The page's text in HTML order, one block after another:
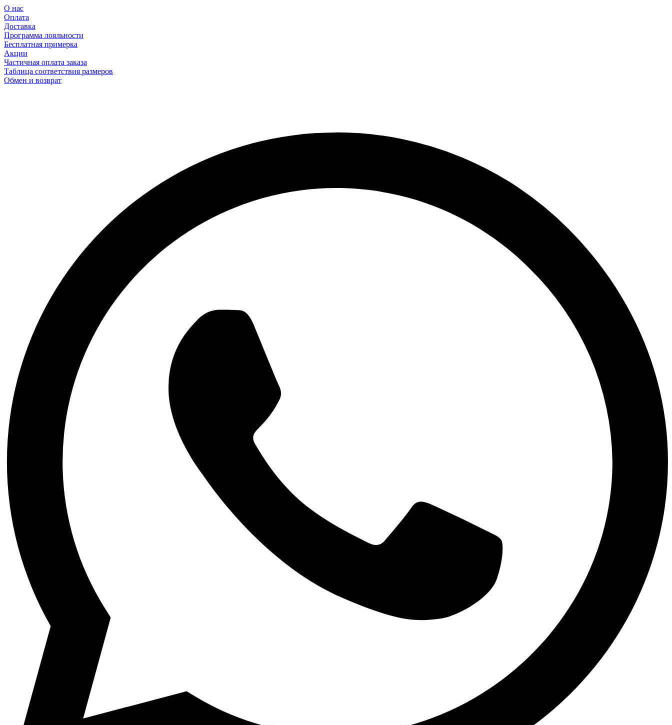
О нас
Оплата
Доставка
Программа лояльности
Бесплатная примерка
Акции
Частичная оплата заказа
Таблица соответствия размеров
Обмен и возврат